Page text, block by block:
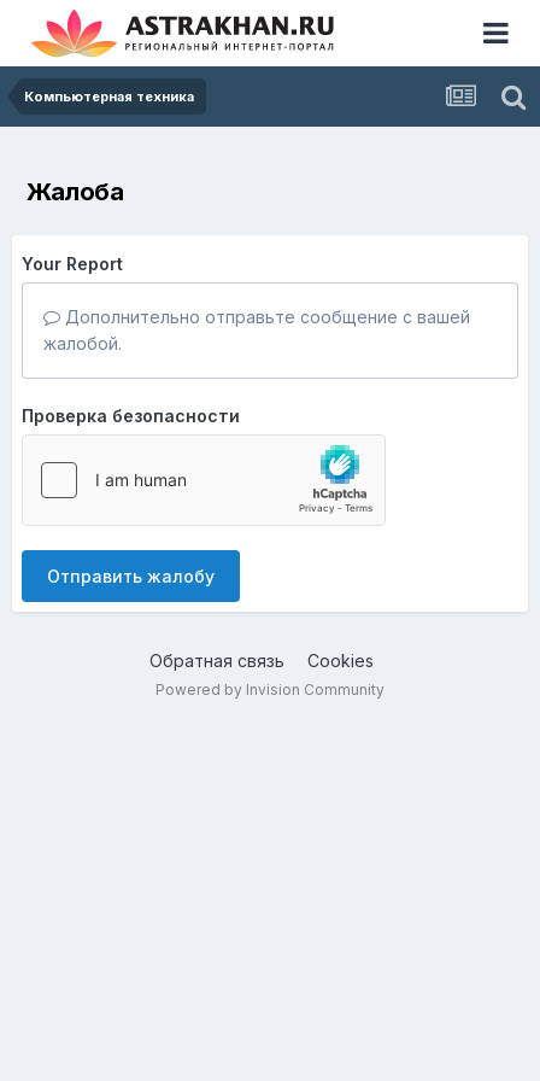
Компьютерная техника
Жалоба
Your Report
Дополнительно отправьте сообщение с вашей
жалобой.
Проверка безопасности
Отправить жалобу
Обратная связь Cookies
Powered by Invision Community